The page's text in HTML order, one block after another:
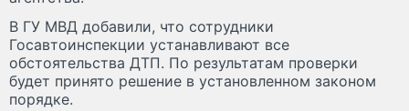
В ГУ МВД добавили, что сотрудники
Госавтоинспекции устанавливают все
обстоятельства ДТП. По результатам проверки
будет принято решение в установленном законом
порядке.